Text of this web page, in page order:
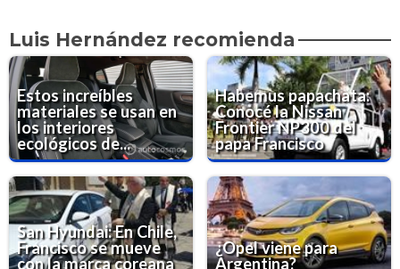
Luis Hernández recomienda
Estos increíbles
materiales se usan en
los interiores
ecológicos de...
Habemus papachata:
Conocé la Nissan
Frontier NP300 del
papa Francisco
San Hyundai: En Chile,
Francisco se mueve
con la marca coreana
¿Opel viene para
Argentina?